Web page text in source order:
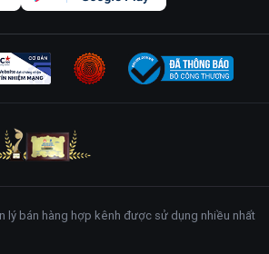
lý bán hàng hợp kênh được sử dụng nhiều nhất